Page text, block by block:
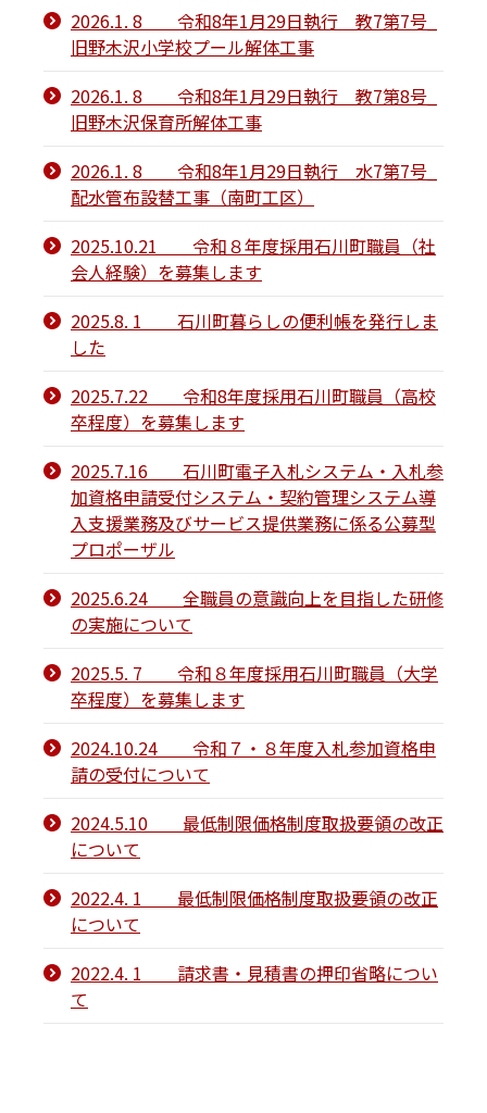
2026.1. 8 令和8年1月29日執行 教7第7号_
旧野木沢小学校プール解体工事
2026.1. 8 令和8年1月29日執行 教7第8号_
旧野木沢保育所解体工事
2026.1. 8 令和8年1月29日執行 水7第7号_
配水管布設替工事（南町工区）
2025.10.21 令和８年度採用石川町職員（社
会人経験）を募集します
2025.8. 1 石川町暮らしの便利帳を発行しま
した
2025.7.22 令和8年度採用石川町職員（高校
卒程度）を募集します
2025.7.16 石川町電子入札システム・入札参
加資格申請受付システム・契約管理システム導
入支援業務及びサービス提供業務に係る公募型
プロポーザル
2025.6.24 全職員の意識向上を目指した研修
の実施について
2025.5. 7 令和８年度採用石川町職員（大学
卒程度）を募集します
2024.10.24 令和７・８年度入札参加資格申
請の受付について
2024.5.10 最低制限価格制度取扱要領の改正
について
2022.4. 1 最低制限価格制度取扱要領の改正
について
2022.4. 1 請求書・見積書の押印省略につい
て